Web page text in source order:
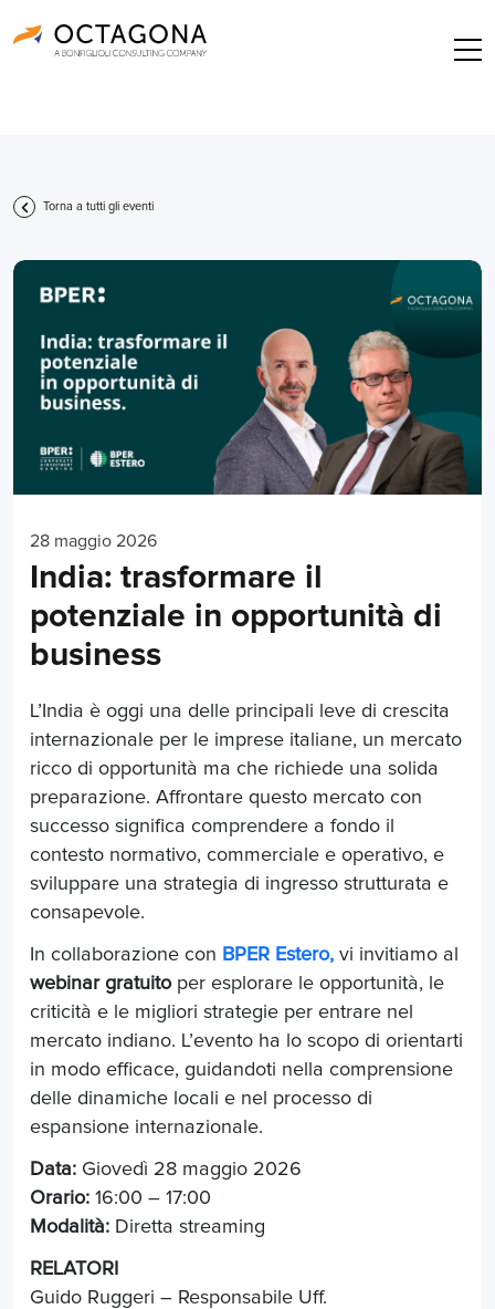
Torna a tutti gli eventi
28 maggio 2026
India: trasformare il
potenziale in opportunità di
business
L’India è oggi una delle principali leve di crescita
internazionale per le imprese italiane, un mercato
ricco di opportunità ma che richiede una solida
preparazione. Affrontare questo mercato con
successo significa comprendere a fondo il
contesto normativo, commerciale e operativo, e
sviluppare una strategia di ingresso strutturata e
consapevole.
In collaborazione con BPER Estero, vi invitiamo al
webinar gratuitoper esplorare le opportunità, le
criticità e le migliori strategie per entrare nel
mercato indiano. L’evento ha lo scopo di orientarti
in modo efficace, guidandoti nella comprensione
delle dinamiche locali e nel processo di
espansione internazionale.
Data: Giovedì 28 maggio 2026
Orario: 16:00 – 17:00
Modalità: Diretta streaming
RELATORI
Guido Ruggeri – Responsabile Uff.